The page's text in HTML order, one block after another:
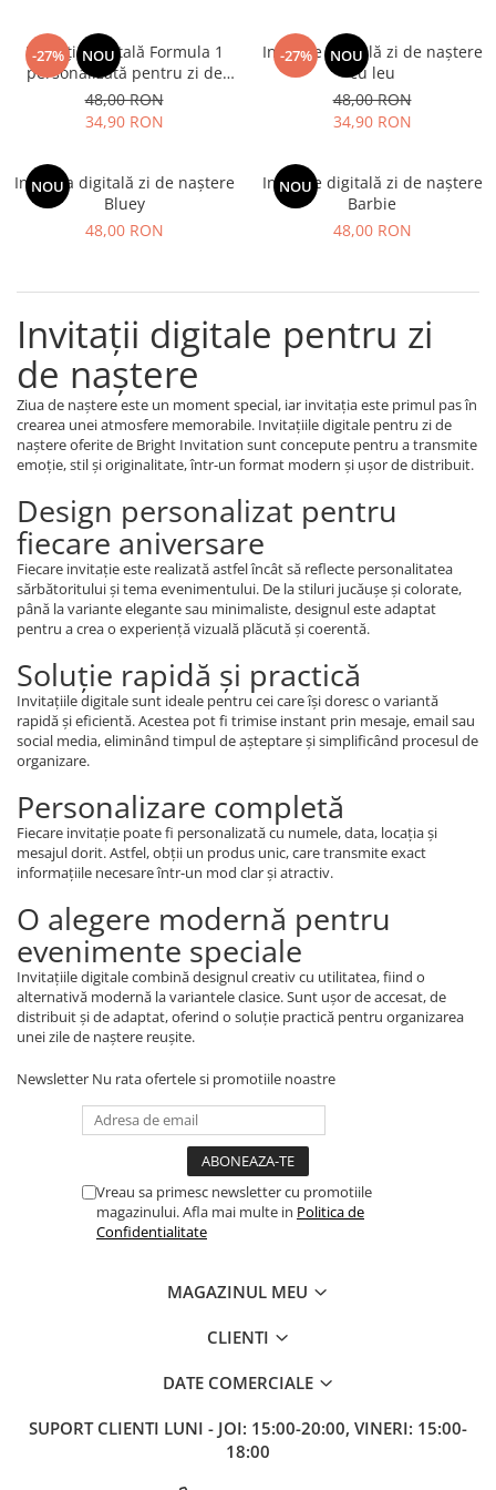
-27% NOU
Invitație digitală Formula 1
personalizată pentru zi de
naștere
48,00 RON
34,90 RON
-27% NOU
Invitație digitală zi de naștere
cu leu
48,00 RON
34,90 RON
NOU
Invitația digitală zi de naștere
Bluey
48,00 RON
NOU
Invitație digitală zi de naștere
Barbie
48,00 RON
Invitații digitale pentru zi
de naștere
Ziua de naștere este un moment special, iar invitația este primul pas în
crearea unei atmosfere memorabile. Invitațiile digitale pentru zi de
naștere oferite de Bright Invitation sunt concepute pentru a transmite
emoție, stil și originalitate, într-un format modern și ușor de distribuit.
Design personalizat pentru
fiecare aniversare
Fiecare invitație este realizată astfel încât să reflecte personalitatea
sărbătoritului și tema evenimentului. De la stiluri jucăușe și colorate,
până la variante elegante sau minimaliste, designul este adaptat
pentru a crea o experiență vizuală plăcută și coerentă.
Soluție rapidă și practică
Invitațiile digitale sunt ideale pentru cei care își doresc o variantă
rapidă și eficientă. Acestea pot fi trimise instant prin mesaje, email sau
social media, eliminând timpul de așteptare și simplificând procesul de
organizare.
Personalizare completă
Fiecare invitație poate fi personalizată cu numele, data, locația și
mesajul dorit. Astfel, obții un produs unic, care transmite exact
informațiile necesare într-un mod clar și atractiv.
O alegere modernă pentru
evenimente speciale
Invitațiile digitale combină designul creativ cu utilitatea, fiind o
alternativă modernă la variantele clasice. Sunt ușor de accesat, de
distribuit și de adaptat, oferind o soluție practică pentru organizarea
unei zile de naștere reușite.
Newsletter Nu rata ofertele si promotiile noastre
Vreau sa primesc newsletter cu promotiile
magazinului. Afla mai multe in Politica de
Confidentialitate
MAGAZINUL MEU
CLIENTI
DATE COMERCIALE
SUPORT CLIENTI LUNI - JOI: 15:00-20:00, VINERI: 15:00-
18:00